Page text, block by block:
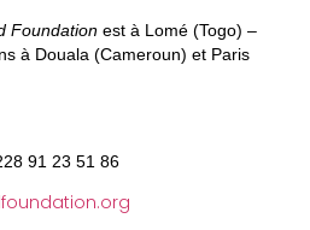
Foundationest à Lomé (Togo) –
à Douala (Cameroun) et Paris
91 23 51 86